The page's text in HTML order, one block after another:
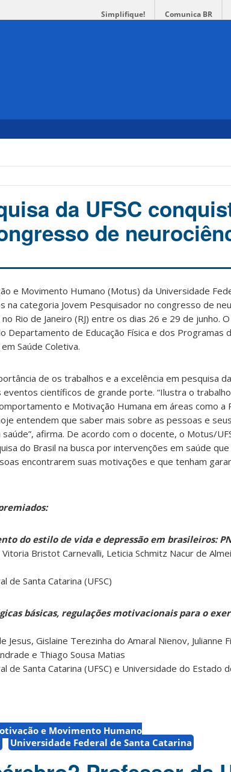
Simplifique! Comunica BR
da UFSC
de
e Movimento Humano (Motus) da Universidade
na categoria Jovem Pesquisador no congresso de
Rio de Janeiro (RJ) entre os dias 26 e 29 de junho.
Departamento de Educação Física e dos Programas
Saúde Coletiva.
de os trabalhos e a excelência em pesquisa
científicos de grande porte. “Ilustra o
e Motivação Humana em áreas como a
entendem que saber mais sobre as pessoas e
afirma. De acordo com o docente, o Motus/
do Brasil na busca por intervenções em saúde
encontrarem suas motivações e que tenham
do estilo de vida e depressão em brasileiros:
Bristot Carnevalli, Leticia Schmitz Nacur de
de Santa Catarina (UFSC)
básicas, regulações motivacionais para o
Jesus, Gislaine Terezinha do Amaral Nienov, Julianne
e Thiago Sousa Matias
de Santa Catarina (UFSC) e Universidade do Estado
e Movimento Humano
Universidade Federal de Santa Catarina